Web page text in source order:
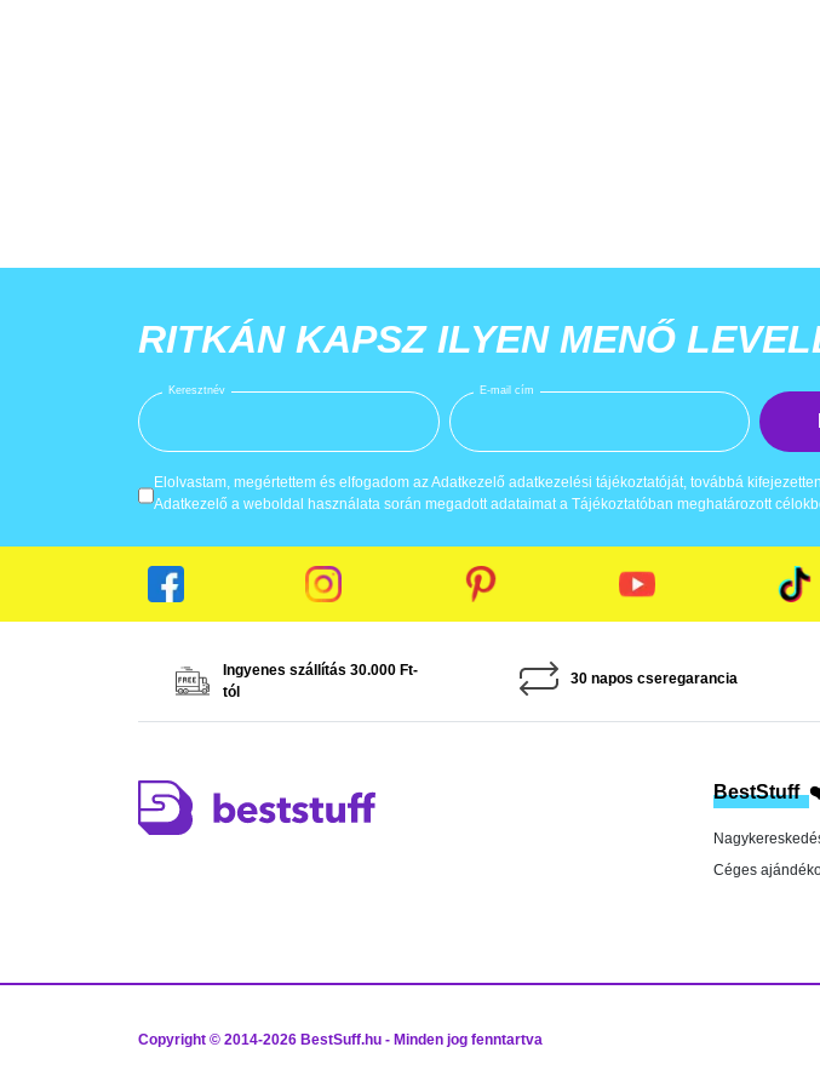
RITKÁN KAPSZ ILYEN MENŐ
Keresztnév E-mail cím
Elolvastam, megértettem és elfogadom az Adatkezelő adatkezelési tájékoztatóját, továbbá
Adatkezelő a weboldal használata során megadott adataimat a Tájékoztatóban meghatározott
Ingyenes szállítás 30.000 Ft-
tól
30 napos cseregarancia
BestStuff
Céges
Copyright © 2014-2026 BestSuff.hu - Minden jog fenntartva